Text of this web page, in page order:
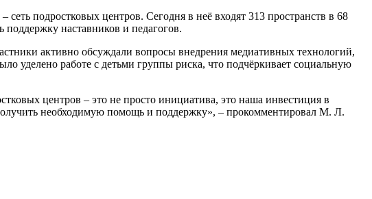
подростковых центров. Сегодня в неё входят 313 пространств в 68
поддержку наставников и педагогов.
активно обсуждали вопросы внедрения медиативных технологий,
уделено работе с детьми группы риска, что подчёркивает социальную
центров – это не просто инициатива, это наша инвестиция в
необходимую помощь и поддержку», – прокомментировал М. Л.